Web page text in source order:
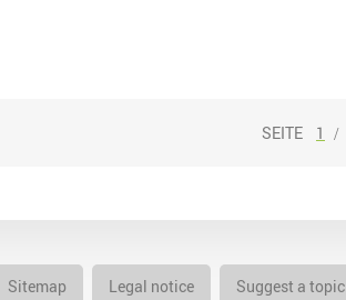
1
Sitemap Legal notice Suggest a topic